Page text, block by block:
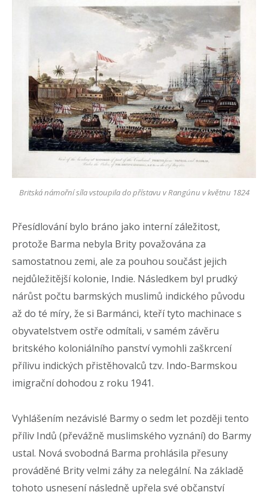
Britská námořní síla vstoupila do přístavu v Rangúnu v květnu 1824
Přesídlování bylo bráno jako interní záležitost,
protože Barma nebyla Brity považována za
samostatnou zemi, ale za pouhou součást jejich
nejdůležitější kolonie, Indie. Následkem byl prudký
nárůst počtu barmských muslimů indického původu
až do té míry, že si Barmánci, kteří tyto machinace s
obyvatelstvem ostře odmítali, v samém závěru
britského koloniálního panství vymohli zaškrcení
přílivu indických přistěhovalců tzv. Indo-Barmskou
imigrační dohodou z roku 1941.
Vyhlášením nezávislé Barmy o sedm let později tento
příliv Indů (převážně muslimského vyznání) do Barmy
ustal. Nová svobodná Barma prohlásila přesuny
prováděné Brity velmi záhy za nelegální. Na základě
tohoto usnesení následně upřela své občanství